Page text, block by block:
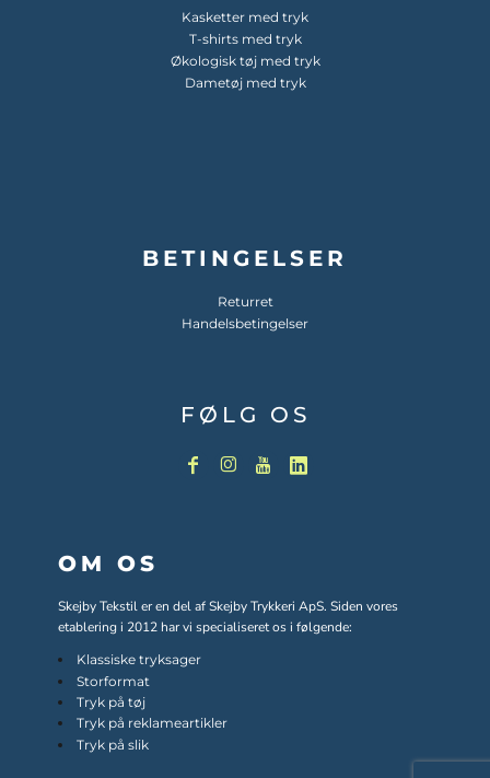
Kasketter med tryk
T-shirts med tryk
Økologisk tøj med tryk
Dametøj med tryk
BETINGELSER
Returret
Handelsbetingelser
FØLG OS
OM OS
Skejby Tekstil er en del af Skejby Trykkeri ApS. Siden vores
etablering i 2012 har vi specialiseret os i følgende:
Klassiske tryksager
Storformat
Tryk på tøj
Tryk på reklameartikler
Tryk på slik